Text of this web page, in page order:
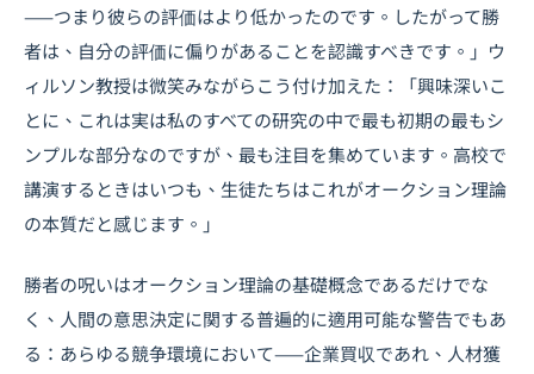
——つまり彼らの評価はより低かったのです。したがって勝
者は、自分の評価に偏りがあることを認識すべきです。」ウ
ィルソン教授は微笑みながらこう付け加えた：「興味深いこ
とに、これは実は私のすべての研究の中で最も初期の最もシ
ンプルな部分なのですが、最も注目を集めています。高校で
講演するときはいつも、生徒たちはこれがオークション理論
の本質だと感じます。」
勝者の呪いはオークション理論の基礎概念であるだけでな
く、人間の意思決定に関する普遍的に適用可能な警告でもあ
る：あらゆる競争環境において——企業買収であれ、人材獲